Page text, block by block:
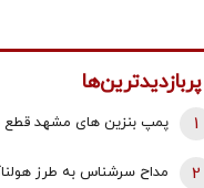
پربازدیدترین‌ها
پمپ بنزین های مشهد 1
مداح سرشناس به طرز
2